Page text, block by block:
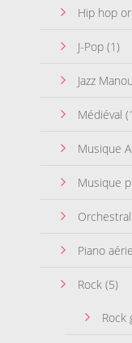
Hip hop
J-Pop (1)
Jazz
Médiéval
Musique
Musique
Orchestral
Piano
Rock (5)
Rock